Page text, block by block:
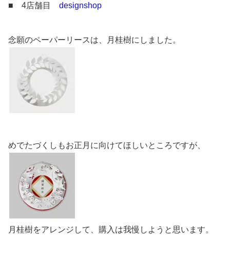
■ 4店舗目 designshop
念願のペーパーリースは、月桂樹にしました。
めでたづくしもお正月に向けてほしいところですが、
月桂樹をアレンジして、購入は我慢しようと思います。